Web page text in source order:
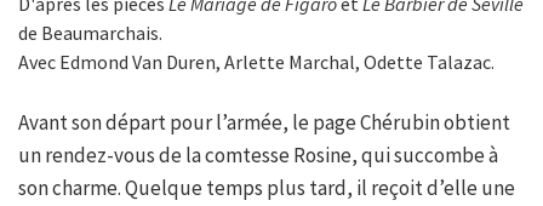
de Beaumarchais.
Avec Edmond Van Duren, Arlette Marchal, Odette Talazac.
Avant son départ pour l’armée, le page Chérubin obtient
un rendez-vous de la comtesse Rosine, qui succombe à
son charme. Quelque temps plus tard, il reçoit d’elle une